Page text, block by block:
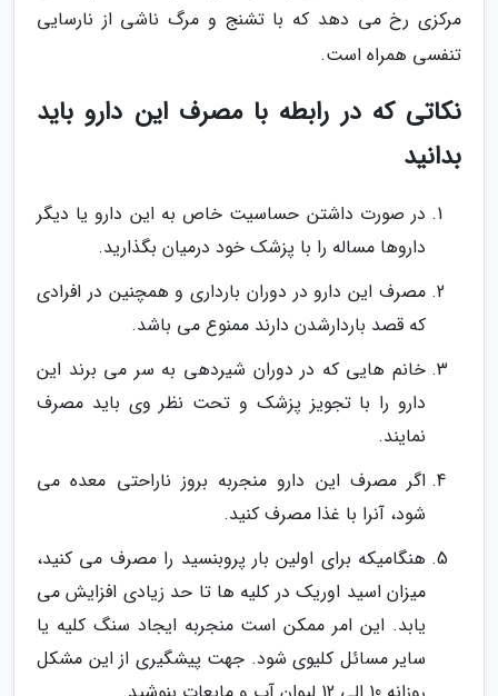
مرکزی رخ می دهد که با تشنج و مرگ ناشی از نارسایی
تنفسی همراه است.
نکاتی که در رابطه با مصرف این دارو باید
بدانید
در صورت داشتن حساسیت خاص به این دارو یا دیگر
داروها مساله را با پزشک خود درمیان بگذارید.
مصرف این دارو در دوران بارداری و همچنین در افرادی
که قصد باردارشدن دارند ممنوع می باشد.
خانم هایی که در دوران شیردهی به سر می برند این
دارو را با تجویز پزشک و تحت نظر وی باید مصرف
نمایند.
اگر مصرف این دارو منجربه بروز ناراحتی معده می
شود، آنرا با غذا مصرف کنید.
هنگامیکه برای اولین بار پروبنسید را مصرف می کنید،
میزان اسید اوریک در کلیه ها تا حد زیادی افزایش می
یابد. این امر ممکن است منجربه ایجاد سنگ کلیه یا
سایر مسائل کلیوی شود. جهت پیشگیری از این مشکل